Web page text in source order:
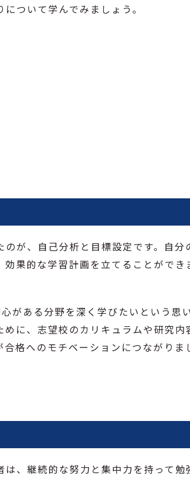
ついて学んでみましょう。
が、自己分析と目標設定です。自分
果的な学習計画を立てることができ
がある分野を深く学びたいという思
に、志望校のカリキュラムや研究内
格へのモチベーションにつながりま
、継続的な努力と集中力を持って勉